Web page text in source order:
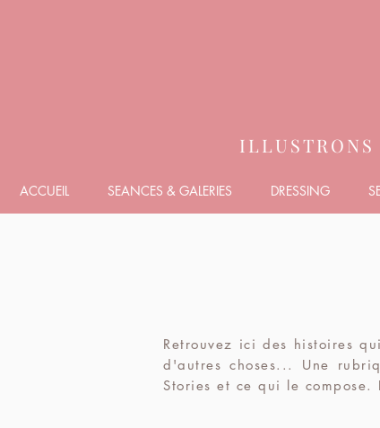
ACCUEIL SEANCES & GALERIES DRESSING
Retrouvez ici des histoires
d'autres choses... Une
Stories et ce qui le